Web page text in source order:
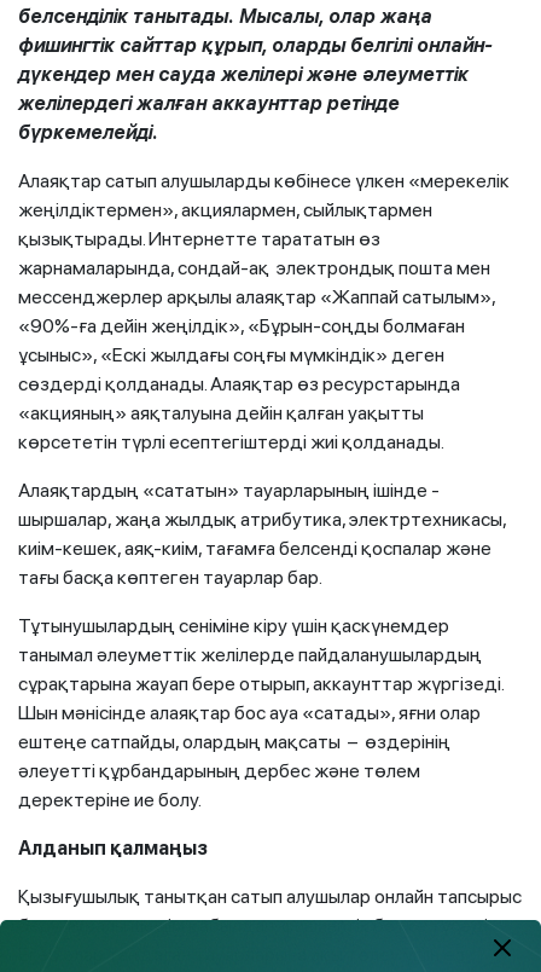
белсенділік танытады. Мысалы, олар жаңа
фишингтік сайттар құрып, оларды белгілі онлайн-
дүкендер мен сауда желілері және әлеуметтік
желілердегі жалған аккаунттар ретінде
бүркемелейді.
Алаяқтар сатып алушыларды көбінесе үлкен «мерекелік
жеңілдіктермен», акциялармен, сыйлықтармен
қызықтырады. Интернетте тарататын өз
жарнамаларында, сондай-ақ электрондық пошта мен
мессенджерлер арқылы алаяқтар «Жаппай сатылым»,
«90%-ға дейін жеңілдік», «Бұрын-соңды болмаған
ұсыныс», «Ескі жылдағы соңғы мүмкіндік» деген
сөздерді қолданады. Алаяқтар өз ресурстарында
«акцияның» аяқталуына дейін қалған уақытты
көрсететін түрлі есептегіштерді жиі қолданады.
Алаяқтардың «сататын» тауарларының ішінде -
шыршалар, жаңа жылдық атрибутика, электртехникасы,
киім-кешек, аяқ-киім, тағамға белсенді қоспалар және
тағы басқа көптеген тауарлар бар.
Тұтынушылардың сеніміне кіру үшін қаскүнемдер
танымал әлеуметтік желілерде пайдаланушылардың
сұрақтарына жауап бере отырып, аккаунттар жүргізеді.
Шын мәнісінде алаяқтар бос ауа «сатады», яғни олар
ештеңе сатпайды, олардың мақсаты – өздерінің
әлеуетті құрбандарының дербес және төлем
деректеріне ие болу.
Алданып қалмаңыз
Қызығушылық танытқан сатып алушылар онлайн тапсырыс
беру туралы шешім қабылдап, фишингтік бетке түседі.